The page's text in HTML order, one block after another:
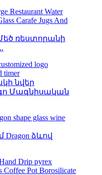
ռեստորանի
նվեր
Մագնիսական
Dragon ձևով